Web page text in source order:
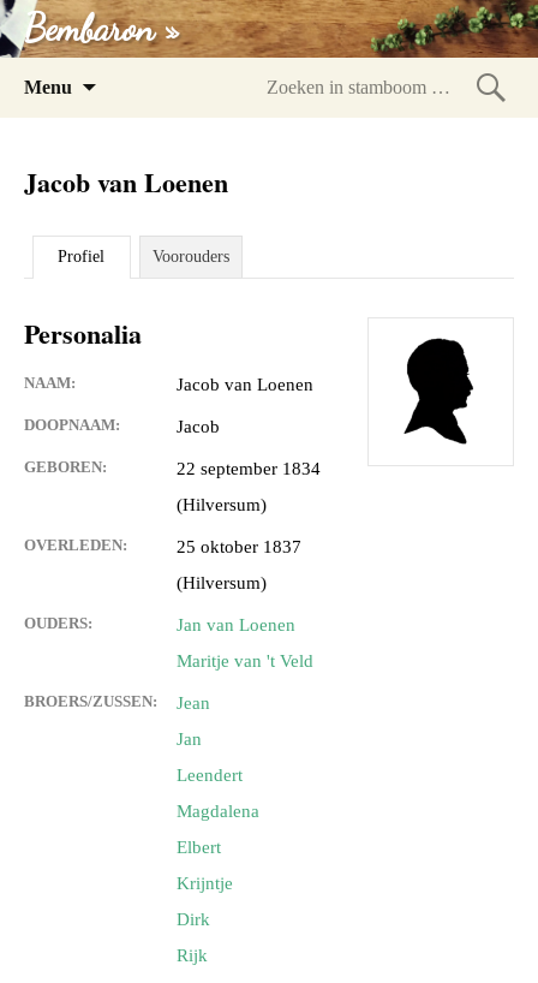
Bembaron »
Menu
Jacob van Loenen
Profiel Voorouders
Personalia
NAAM: Jacob van Loenen
DOOPNAAM: Jacob
GEBOREN:
22 september 1834
(Hilversum)
OVERLEDEN:
25 oktober 1837
(Hilversum)
OUDERS:
Jan van Loenen
Maritje van 't Veld
BROERS/ZUSSEN:
Jean
Jan
Leendert
Magdalena
Elbert
Krijntje
Dirk
Rijk